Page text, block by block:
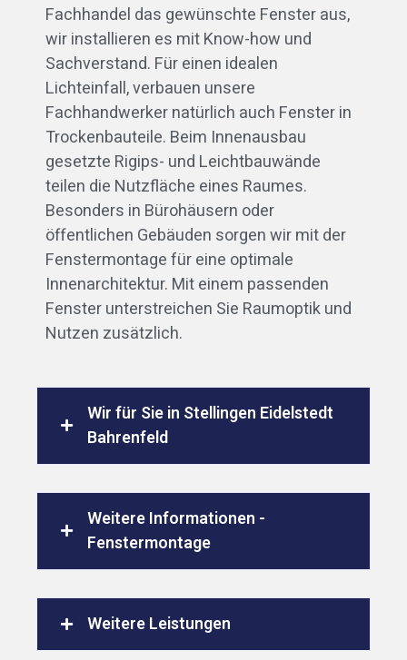
Fachhandel das gewünschte Fenster aus,
wir installieren es mit Know-how und
Sachverstand. Für einen idealen
Lichteinfall, verbauen unsere
Fachhandwerker natürlich auch Fenster in
Trockenbauteile. Beim Innenausbau
gesetzte Rigips- und Leichtbauwände
teilen die Nutzfläche eines Raumes.
Besonders in Bürohäusern oder
öffentlichen Gebäuden sorgen wir mit der
Fenstermontage für eine optimale
Innenarchitektur. Mit einem passenden
Fenster unterstreichen Sie Raumoptik und
Nutzen zusätzlich.
Wir für Sie in Stellingen Eidelstedt
Bahrenfeld
Weitere Informationen -
Fenstermontage
Weitere Leistungen